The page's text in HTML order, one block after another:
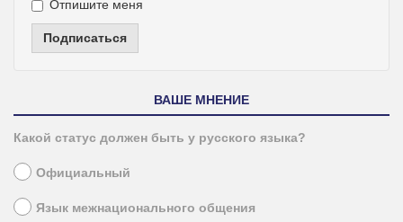
Отпишите меня
Подписаться
ВАШЕ МНЕНИЕ
Какой статус должен быть у русского языка?
Официальный
Язык межнационального общения